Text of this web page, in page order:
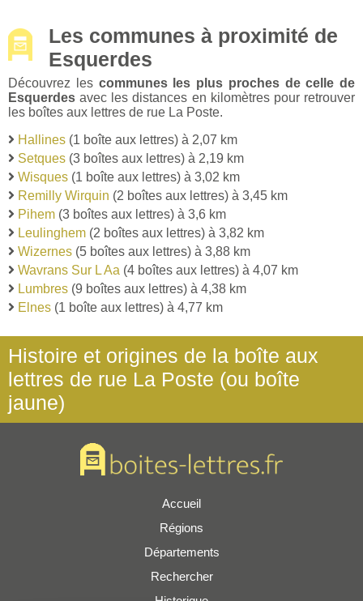
Les communes à proximité de
Esquerdes
Découvrez les communes les plus proches de celle de
Esquerdes avec les distances en kilomètres pour retrouver
les boîtes aux lettres de rue La Poste.
Hallines (1 boîte aux lettres) à 2,07 km
Setques (3 boîtes aux lettres) à 2,19 km
Wisques (1 boîte aux lettres) à 3,02 km
Remilly Wirquin (2 boîtes aux lettres) à 3,45 km
Pihem (3 boîtes aux lettres) à 3,6 km
Leulinghem (2 boîtes aux lettres) à 3,82 km
Wizernes (5 boîtes aux lettres) à 3,88 km
Wavrans Sur L Aa (4 boîtes aux lettres) à 4,07 km
Lumbres (9 boîtes aux lettres) à 4,38 km
Elnes (1 boîte aux lettres) à 4,77 km
Histoire et origines de la boîte aux
lettres de rue La Poste (ou boîte
jaune)
Accueil
Régions
Départements
Rechercher